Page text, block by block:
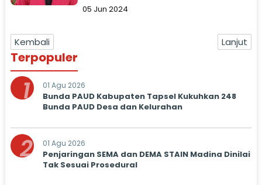
05 Jun 2024
Kembali Lanjut
Terpopuler
1 01 Agu 2026
Bunda PAUD Kabupaten Tapsel Kukuhkan 248
Bunda PAUD Desa dan Kelurahan
2 01 Agu 2026
Penjaringan SEMA dan DEMA STAIN Madina Dinilai
Tak Sesuai Prosedural